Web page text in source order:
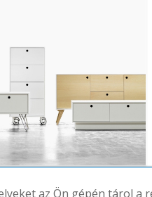
az Ön gépén tárol a